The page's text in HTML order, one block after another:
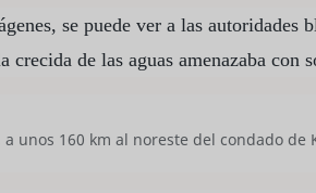
se puede ver a las autoridades
crecida de las aguas amenazaba con
unos 160 km al noreste del condado